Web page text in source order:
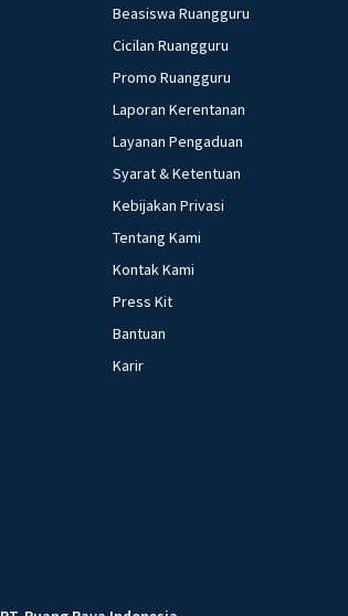
Beasiswa Ruangguru
Cicilan Ruangguru
Promo Ruangguru
Laporan Kerentanan
Layanan Pengaduan
Syarat & Ketentuan
Kebijakan Privasi
Tentang Kami
Kontak Kami
Press Kit
Bantuan
Karir